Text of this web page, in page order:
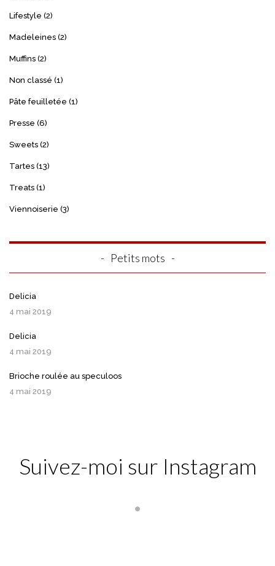
Lifestyle (2)
Madeleines (2)
Muffins (2)
Non classé (1)
Pâte feuilletée (1)
Presse (6)
Sweets (2)
Tartes (13)
Treats (1)
Viennoiserie (3)
Petits mots
Delicia
4 mai 2019
Delicia
4 mai 2019
Brioche roulée au speculoos
4 mai 2019
Suivez-moi sur Instagram